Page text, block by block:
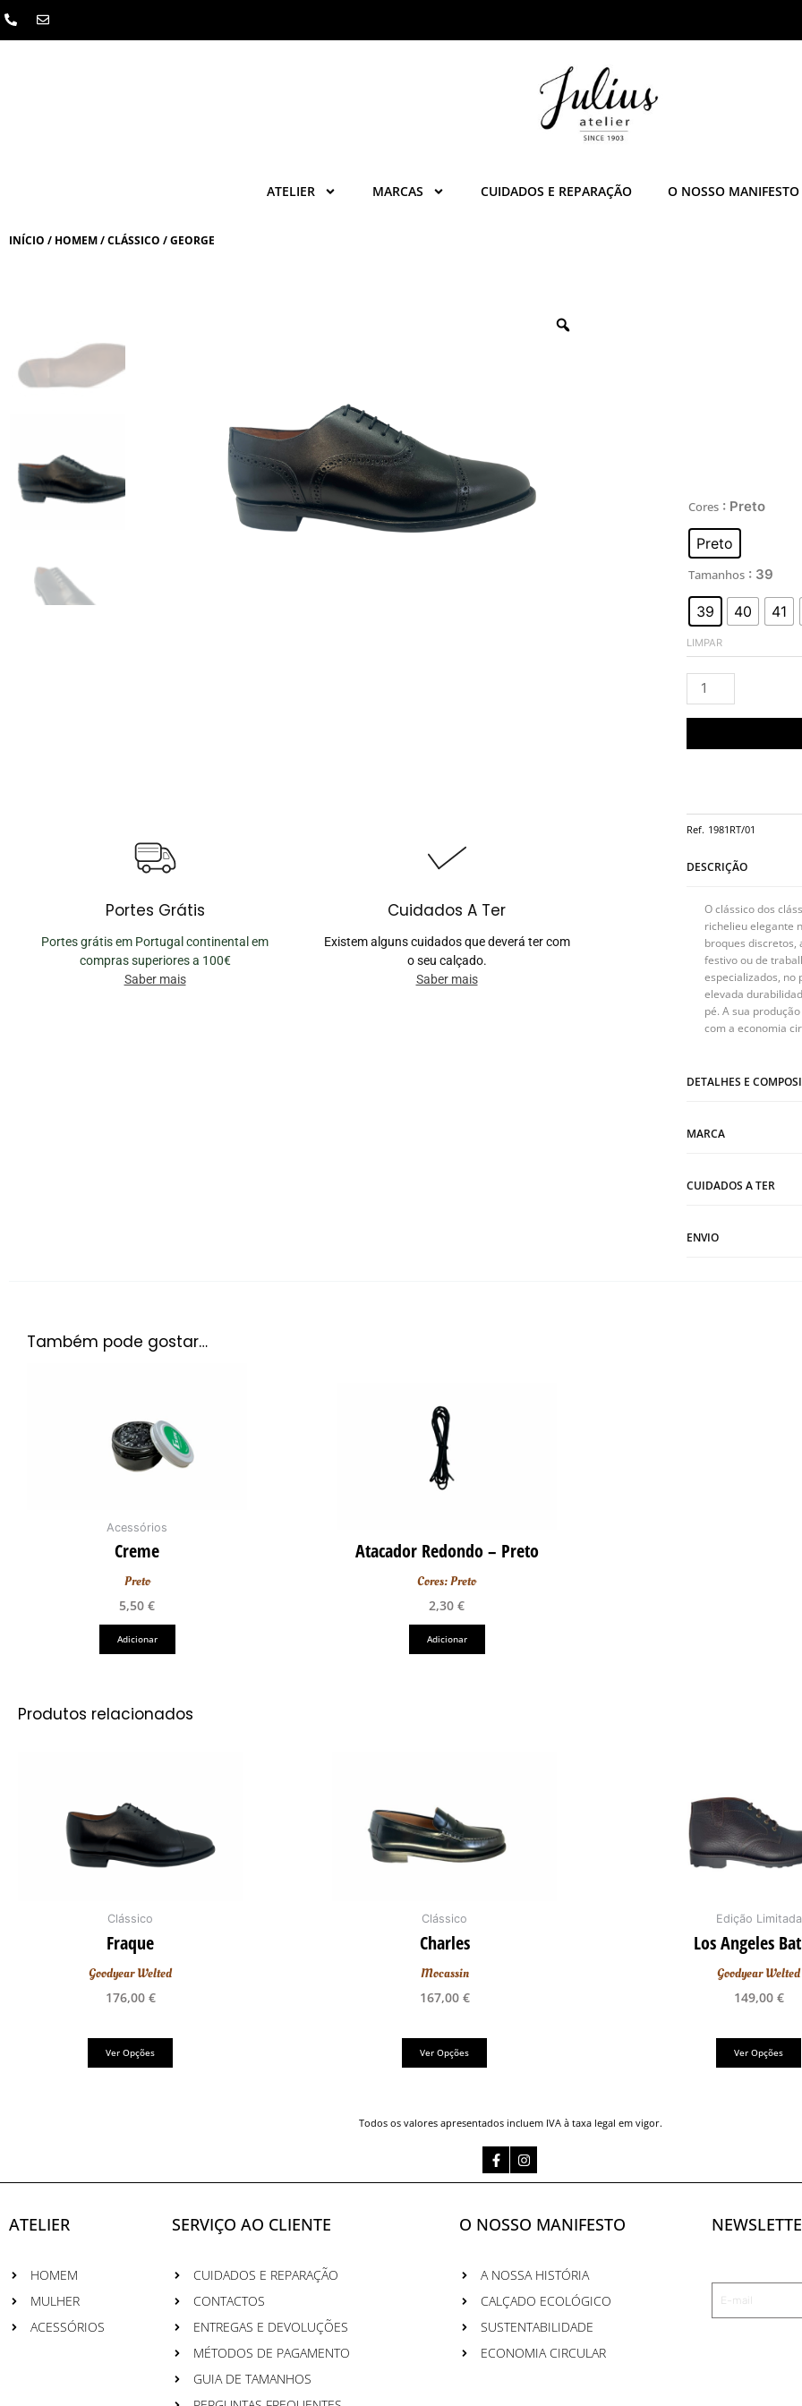
Skip
to
ATELIER MARCAS CUIDADOS E REPARAÇÃO O NOSSO MANIFESTO
INÍCIO / HOMEM/CLÁSSICO / GEORGE
Portes Grátis
Portes grátis em Portugal continental em
compras superiores a 100€
Saber mais
Cuidados A Ter
Existem alguns cuidados que deverá ter com
o seu calçado.
Saber mais
Cores : Preto
Preto
Tamanhos : 39
39 40 41
LIMPAR
Quantidade
George
Ref. 1981RT/01
DESCRIÇÃO
O clássico dos
richelieu elegante
broques discretos,
festivo ou de
especializados, no
elevada
pé. A sua
com a economia
DETALHES E
MARCA
CUIDADOS A TER
ENVIO
Também pode gostar…
Acessórios
Creme
Preto
5,50 €
Adicionar
Atacador Redondo – Preto
Cores: Preto
2,30 €
Adicionar
Produtos relacionados
Clássico
Fraque
Goodyear Welted
176,00 €
Ver Opções
multiple
variants.
The
page
Clássico
Charles
Mocassin
167,00 €
Ver Opções
multiple
variants.
page
Edição Limitada
Los Angeles
Goodyear Welted
149,00 €
Ver Opções
Todos os valores apresentados incluem IVA à taxa legal em vigor.
Facebook-
f
Instagram
ATELIER
HOMEM
MULHER
ACESSÓRIOS
SERVIÇO AO CLIENTE
CUIDADOS E REPARAÇÃO
CONTACTOS
ENTREGAS E DEVOLUÇÕES
MÉTODOS DE PAGAMENTO
GUIA DE TAMANHOS
O NOSSO MANIFESTO
A NOSSA HISTÓRIA
CALÇADO ECOLÓGICO
SUSTENTABILIDADE
ECONOMIA CIRCULAR
Address